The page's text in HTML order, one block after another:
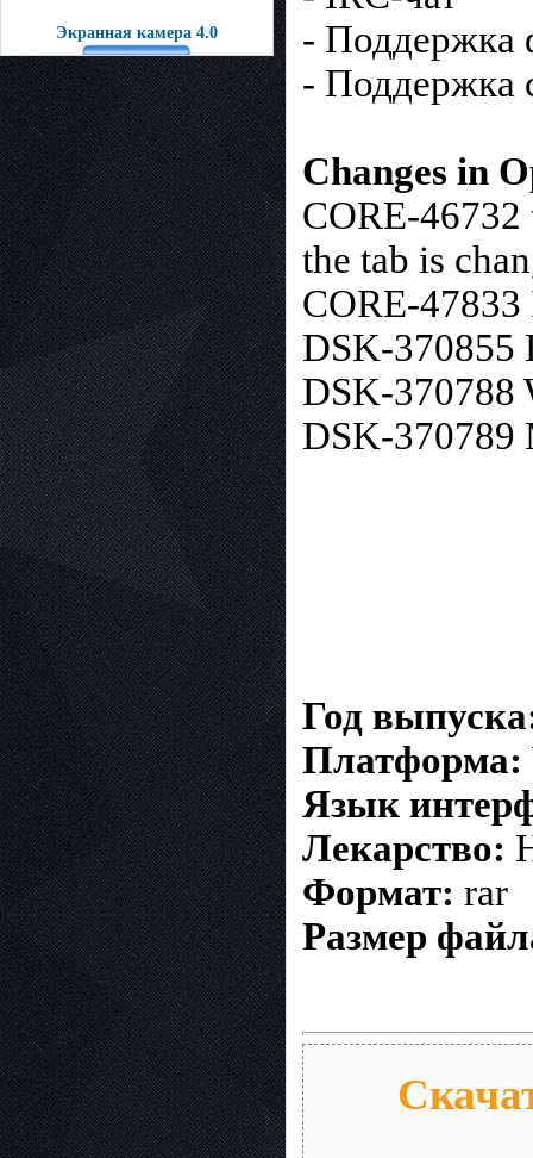
Экранная камера 4.0
- Поддержка
- Поддержка
Changes in
CORE-46732
the tab is
CORE-
DSK-370855
DSK-370788
DSK-370789
Год
Платформа:
Язык
Лекарство:
Формат: rar
Размер